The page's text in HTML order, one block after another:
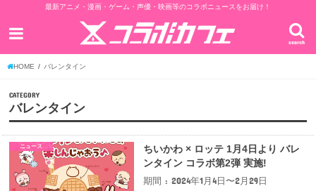
最新アニメ・漫画・ゲーム・声優・映画等のコラボニュースをお届け！
search
HOME バレンタイン
CATEGORY
バレンタイン
ニュース
ちいかわ × ロッテ 1月4日より バレ
ンタイン コラボ第2弾 実施!
期間 : 2024年1月4日〜2月29日